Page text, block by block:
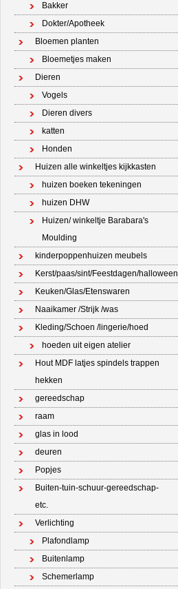
Bakker
Dokter/Apotheek
Bloemen planten
Bloemetjes maken
Dieren
Vogels
Dieren divers
katten
Honden
Huizen alle winkeltjes kijkkasten
huizen boeken tekeningen
huizen DHW
Huizen/ winkeltje Barabara's
Moulding
kinderpoppenhuizen meubels
Kerst/paas/sint/Feestdagen/halloween
Keuken/Glas/Etenswaren
Naaikamer /Strijk /was
Kleding/Schoen /lingerie/hoed
hoeden uit eigen atelier
Hout MDF latjes spindels trappen
hekken
gereedschap
raam
glas in lood
deuren
Popjes
Buiten-tuin-schuur-gereedschap-
etc.
Verlichting
Plafondlamp
Buitenlamp
Schemerlamp